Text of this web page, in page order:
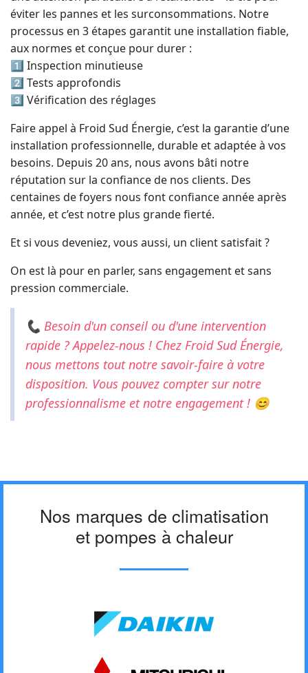
éviter les pannes et les surconsommations. Notre
processus en 3 étapes garantit une installation fiable,
aux normes et conçue pour durer :
1️⃣ Inspection minutieuse
2️⃣ Tests approfondis
3️⃣ Vérification des réglages
Faire appel à Froid Sud Énergie, c’est la garantie d’une
installation professionnelle, durable et adaptée à vos
besoins. Depuis 20 ans, nous avons bâti notre
réputation sur la confiance de nos clients. Des
centaines de foyers nous font confiance année après
année, et c’est notre plus grande fierté.
Et si vous deveniez, vous aussi, un client satisfait ?
On est là pour en parler, sans engagement et sans
pression commerciale.
📞 Besoin d'un conseil ou d'une intervention
rapide ? Appelez-nous ! Chez Froid Sud Énergie,
nous mettons tout notre savoir-faire à votre
disposition. Vous pouvez compter sur notre
professionnalisme et notre engagement ! 😊
Nos marques de climatisation
et pompes à chaleur